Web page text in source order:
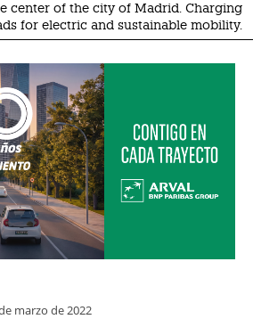
center of the city of Madrid. Charging
for electric and sustainable mobility.
marzo de 2022